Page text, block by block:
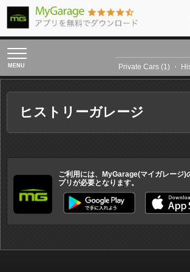
toggle
navigation
Private Cars (1) ・
ヒストリーガレージ
ご利用には、MyGarage(マイガレージ)
プリが必要となります。